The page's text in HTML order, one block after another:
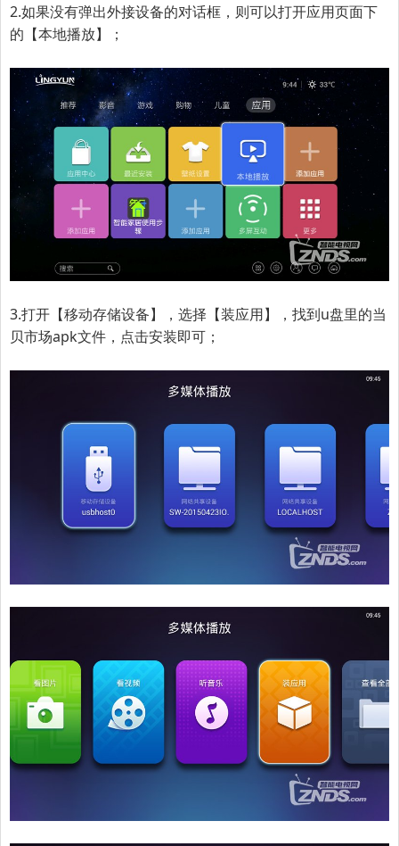
2.如果没有弹出外接设备的对话框，则可以打开应用页面下
的【本地播放】；
3.打开【移动存储设备】，选择【装应用】，找到u盘里的当
贝市场apk文件，点击安装即可；